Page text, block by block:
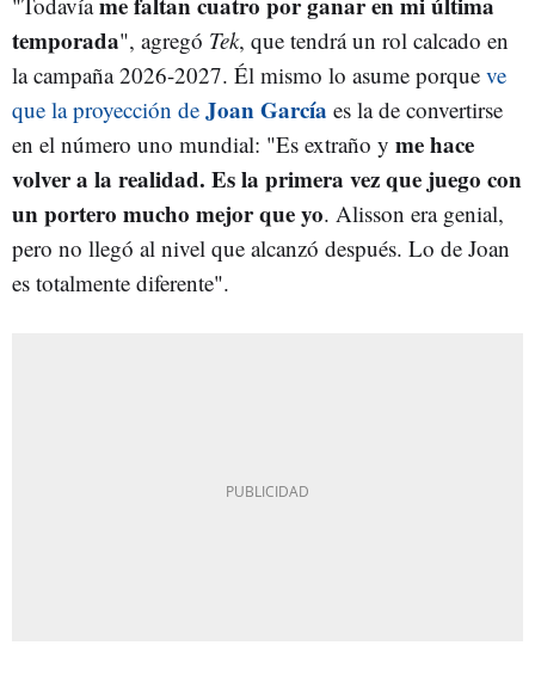
temporada", agregó Tek, que tendrá un rol calcado en
la campaña 2026-2027. Él mismo lo asume porque ve
que la proyección de Joan García es la de convertirse
en el número uno mundial: "Es extraño y me hace
volver a la realidad. Es la primera vez que juego con
un portero mucho mejor que yo. Alisson era genial,
pero no llegó al nivel que alcanzó después. Lo de Joan
es totalmente diferente".